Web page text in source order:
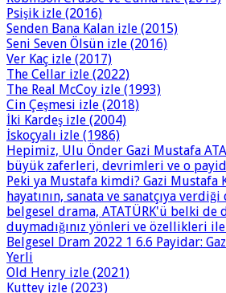
Psişik izle (2016)
Senden Bana Kalan izle (2015)
Seni Seven Ölsün izle (2016)
Ver Kaç izle (2017)
The Cellar izle (2022)
The Real McCoy izle (1993)
Cin Çeşmesi izle (2018)
İki Kardeş izle (2004)
İskoçyalı izle (1986)
Hepimiz, Ulu Önder Gazi Mustafa
büyük zaferleri, devrimleri ve o
Peki ya Mustafa kimdi? Gazi Mustafa
hayatının, sanata ve sanatçıya
belgesel drama, ATATÜRK'ü belki de
duymadığınız yönleri ve özellikleri
Belgesel Dram 2022 1 6.6 Payidar:
Yerli
Old Henry izle (2021)
Kuttey izle (2023)